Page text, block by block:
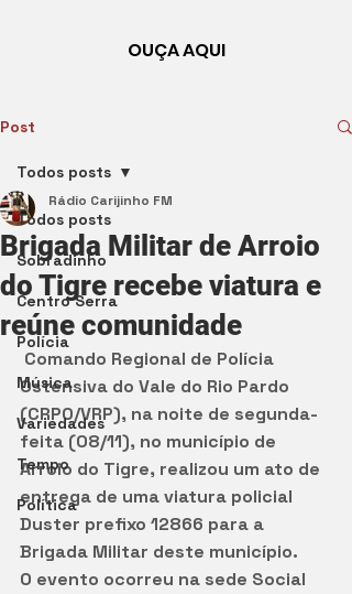
OUÇA AQUI
Post
Todos posts
Sobradinho
Centro Serra
Polícia
Música
Variedades
Tempo
Política
Todos posts
Brigada Militar de Arroio
do Tigre recebe viatura e
reúne comunidade
Rádio Carijinho FM
Ostensiva do Vale do Rio Pardo
(CRPO/VRP), na noite de segunda-
feita (08/11), no município de
Arroio do Tigre, realizou um ato de
entrega de uma viatura policial
Duster prefixo 12866 para a
Brigada Militar deste município.
O evento ocorreu na sede Social